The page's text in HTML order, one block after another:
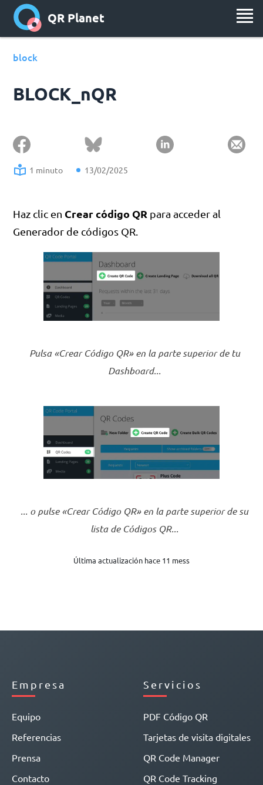
QR Planet
block
BLOCK_nQR
1 minuto 13/02/2025
Haz clic en Crear código QR para acceder al
Generador de códigos QR.
Pulsa «Crear Código QR» en la parte superior de tu
Dashboard...
... o pulse «Crear Código QR» en la parte superior de su
lista de Códigos QR...
Última actualización hace 11 mess
Empresa
Equipo
Referencias
Prensa
Contacto
Servicios
PDF Código QR
Tarjetas de visita digitales
QR Code Manager
QR Code Tracking